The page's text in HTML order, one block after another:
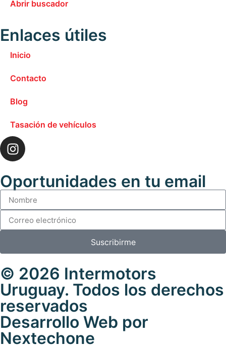
Abrir buscador
Enlaces útiles
Inicio
Contacto
Blog
Tasación de vehículos
Oportunidades en tu email
Suscribirme
© 2026 Intermotors
Uruguay. Todos los derechos
reservados
Desarrollo Web por
Nextechone